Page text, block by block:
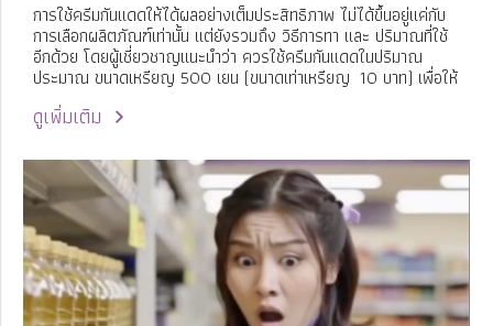
การใช้ครีมกันแดดให้ได้ผลอย่างเต็มประสิทธิภาพ ไม่ได้ขึ้นอยู่แค่กับ
การเลือกผลิตภัณฑ์เท่านั้น แต่ยังรวมถึง วิธีการทา และ ปริมาณที่ใช้
อีกด้วย โดยผู้เชี่ยวชาญแนะนำว่า ควรใช้ครีมกันแดดในปริมาณ
ประมาณ ขนาดเหรียญ 500 เยน (ขนาดเท่าเหรียญ 10 บาท) เพื่อให้
สามารถปกป้องผิวจากแสงแดดได้อย่างมีประสิทธิภาพ
ดูเพิ่มเติม